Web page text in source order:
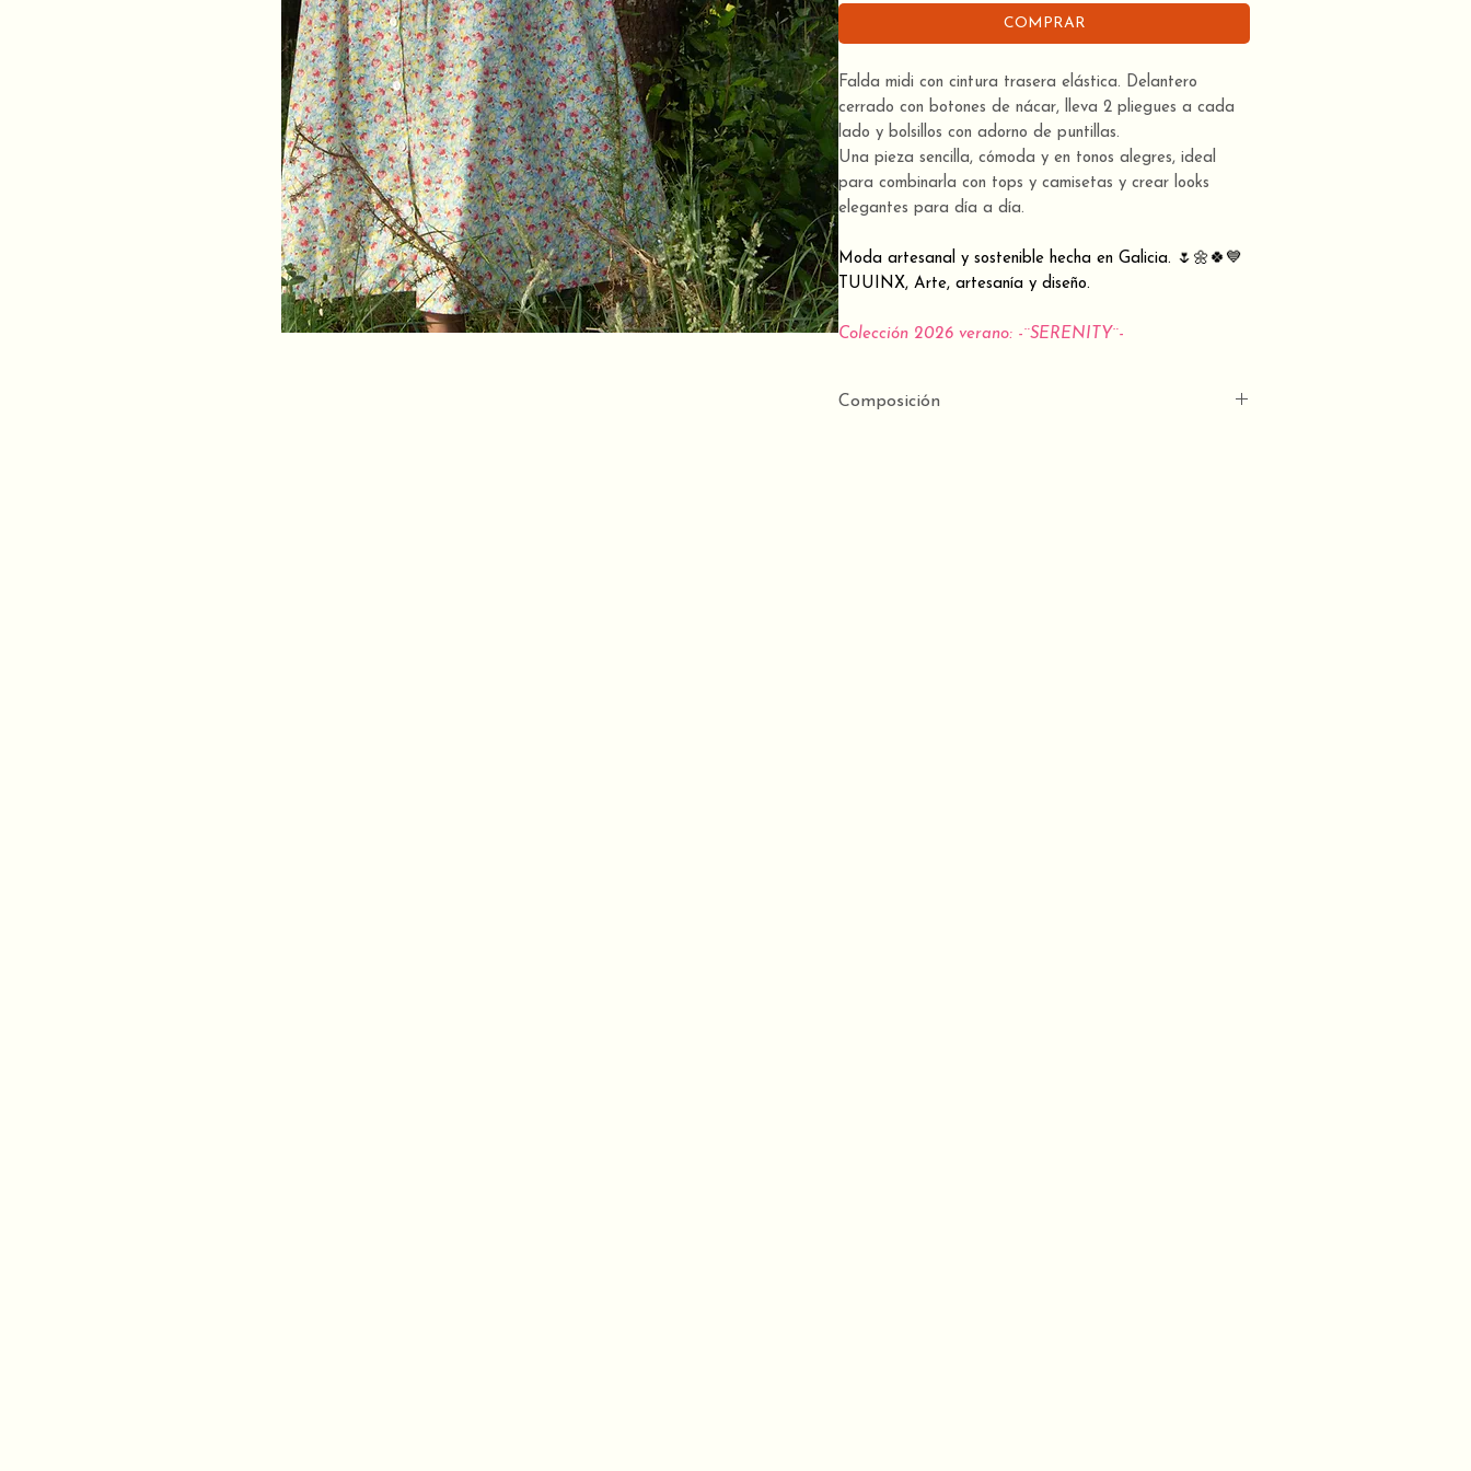
COMPRAR
Falda midi con cintura trasera elástica. Delantero
cerrado con botones de nácar, lleva 2 pliegues a cada
lado y bolsillos con adorno de puntillas.
Una pieza sencilla, cómoda y en tonos alegres, ideal
para combinarla con tops y camisetas y crear looks
elegantes para día a día.
Moda artesanal y sostenible hecha en Galicia. 🌷🌼🍀💙
TUUINX, Arte, artesanía y diseño.
Colección 2026 verano: -¨SERENITY¨-
Composición